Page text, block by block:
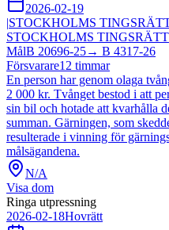
2026-02-19
|STOCKHOLMS
STOCKHOLMS TINGSRÄTT
MålB 20696-25→ B 4317-26
Försvarare12 timmar
En person har genom olaga
2 000 kr. Tvånget bestod i att
sin bil och hotade att kvarhålla
summan. Gärningen, som
resulterade i vinning för
målsägandena.
N/A
Visa dom
Ringa utpressning
2026-02-18Hovrätt